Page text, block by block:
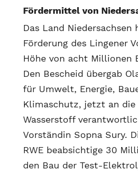
Fördermittel von
Das Land Niedersachsen
Förderung des Lingener
Höhe von acht Millionen
Den Bescheid übergab
für Umwelt, Energie,
Klimaschutz, jetzt an
Wasserstoff
Vorständin Sopna Sury.
RWE beabsichtige 30
den Bau der Test-